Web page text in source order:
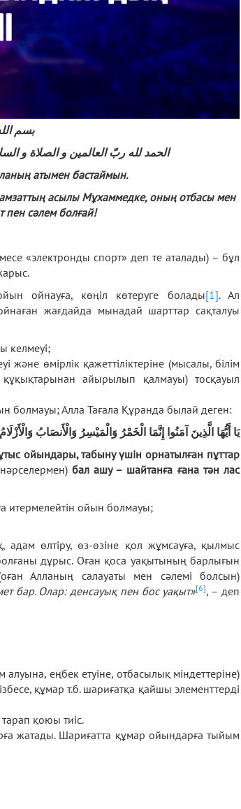
بسم
الحمد لله ربّ العالمين و الصلاة و
атымен бастаймын.
асылы Мұхаммедке, оның отбасы мен
пен сәлем болғай!
«электронды спорт» деп те аталады) – бұл
ойнауға, көңіл көтеруге болады[1]. Ал
жағдайда мынадай шарттар сақталуы
келмеуі;
өмірлік қажеттіліктеріне (мысалы, білім
айырылып қалмауы) тосқауыл
болмауы; Алла Тағала Құранда былай деген:
يَا أَيُّهَا الَّذِينَ آمَنُوا إِنَّمَا الْخَمْرُ وَالْمَيْسِرُ وَالْأَنصَابُ
ойындары, табыну үшін орнатылған пұттар
бал ашу – шайтанға ғана тән лас
итермелейтін ойын болмауы;
өлтіру, өз-өзіне қол жұмсауға, қылмыс
дұрыс. Оған қоса уақытының барлығын
Алланың салауаты мен сәлемі болсын)
бар. Олар: денсауық пен бос уақыт»[6], – деп
алуына, еңбек етуіне, отбасылық міндеттеріне)
құмар т.б. шариғатқа қайшы элементтерді
қоюы тиіс.
жатады. Шариғатта құмар ойындарға тыйым